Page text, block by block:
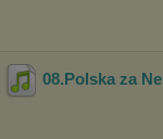
08.Polska za